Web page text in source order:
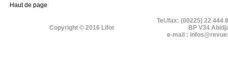
Haut de page
Copyright © 2016 Lifor
Tel./fax: (00225) 22 444
BP V34
e-mail :